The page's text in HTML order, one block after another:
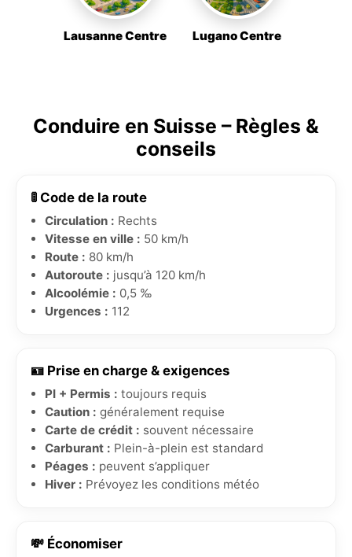
Lausanne Centre Lugano Centre
Conduire en Suisse – Règles &
conseils
🚦 Code de la route
Circulation : Rechts
Vitesse en ville : 50 km/h
Route : 80 km/h
Autoroute : jusqu’à 120 km/h
Alcoolémie : 0,5 ‰
Urgences : 112
🪪 Prise en charge & exigences
PI + Permis : toujours requis
Caution : généralement requise
Carte de crédit : souvent nécessaire
Carburant : Plein-à-plein est standard
Péages : peuvent s’appliquer
Hiver : Prévoyez les conditions météo
💸 Économiser